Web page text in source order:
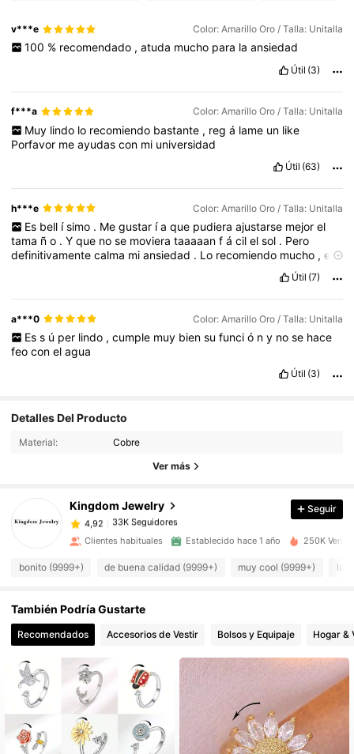
v***e Color: Amarillo Oro / Talla: Unitalla
100 % recomendado , atuda mucho para la ansiedad
Útil (3)
f***a Color: Amarillo Oro / Talla: Unitalla
Muy lindo lo recomiendo bastante , reg á lame un like
Porfavor meayudascon mi universidad
Útil (63)
h***e Color: Amarillo Oro / Talla: Unitalla
Es bell ísimo . Me gustar ía que pudiera ajustarse mejor el
tama ño .Yque nose movierataaaaanfácilelsol . Pero
definitivamentecalma miansiedad . Lo recomiendo mucho ,es
Útil (7)
a***0 Color: Amarillo Oro / Talla: Unitalla
Es s ú per lindo , cumple muy bien su funci ó n y no se hace
feoconelagua
Útil (3)
Detalles Del Producto
Material: Cobre
Ver más
Kingdom Jewelry
4,92 33K Seguidores
33K Seguidores
4,92
33K Seguidores
c***0
pagóHace 1 día
4,92 33K Seguidores
4,92 33K Seguidores
Seguir
Clientes habituales Establecido hace 1 año 250K
bonito (9999+) de buena calidad (9999+) muy cool (9999+) lo
También Podría Gustarte
Recomendados Accesorios de Vestir Bolsos y Equipaje Hogar &